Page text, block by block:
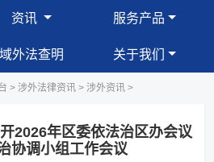
资讯 服务产品
域外法查明 关于我们
> 涉外法律资讯 > 涉外资讯 >
2026年区委依法治区办会议
协调小组工作会议